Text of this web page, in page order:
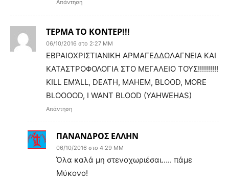
Απάντηση
ΤΕΡΜΑ ΤΟ ΚΟΝΤΕΡ!!!
06/10/2016 στο 2:27 ΜΜ
ΕΒΡΑΙΟΧΡΙΣΤΙΑΝΙΚΗ ΑΡΜΑΓΕΔΔΩΛΑΓΝΕΙΑ ΚΑΙ
ΚΑΤΑΣΤΡΟΦΟΛΟΓΙΑ ΣΤΟ ΜΕΓΑΛΕΙΟ ΤΟΥΣ!!!!!!!!!!
KILL EM’ALL, DEATH, MAHEM, BLOOD, MORE
BLOOOOD, I WANT BLOOD (YAHWEHAS)
Απάντηση
ΠΑΝΑΝΔΡΟΣ ΕΛΛΗΝ
06/10/2016 στο 4:29 ΜΜ
Όλα καλά μη στενοχωριέσαι….. πάμε
Μύκονο!